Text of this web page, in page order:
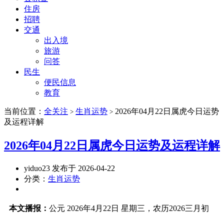
住房
招聘
交通
出入境
旅游
问答
民生
便民信息
教育
当前位置： 全关注 > 生肖运势 > 2026年04月22日属虎今日运势
及运程详解
2026年04月22日属虎今日运势及运程详解
yiduo23 发布于 2026-04-22
分类： 生肖运势
本文播报： 公元 2026年4月22日 星期三，农历2026三月初